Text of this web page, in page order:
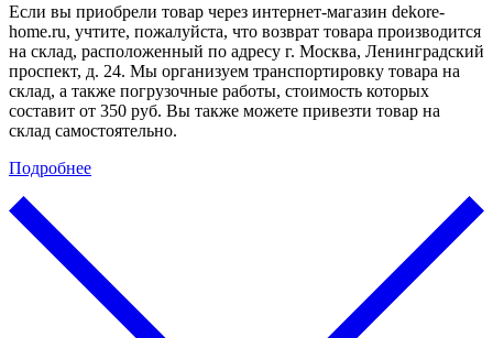
Если вы приобрели товар через интернет-магазин dekore-
home.ru, учтите, пожалуйста, что возврат товара производится
на склад, расположенный по адресу г. Москва, Ленинградский
проспект, д. 24. Мы организуем транспортировку товара на
склад, а также погрузочные работы, стоимость которых
составит от 350 руб. Вы также можете привезти товар на
склад самостоятельно.
Подробнее